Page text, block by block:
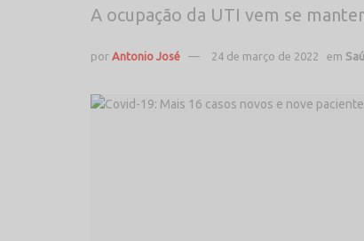
A ocupação da UTI vem se
por Antonio José 24 de março de 2022 em